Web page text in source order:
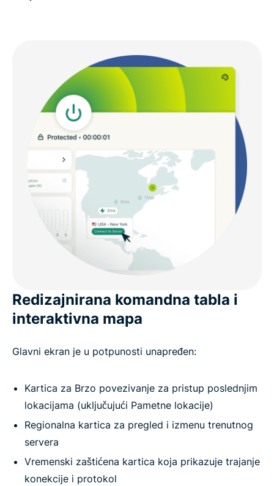
Redizajnirana komandna tabla i
interaktivna mapa
Glavni ekran je u potpunosti unapređen:
Kartica za Brzo povezivanje za pristup poslednjim
lokacijama (uključujući Pametne lokacije)
Regionalna kartica za pregled i izmenu trenutnog
servera
Vremenski zaštićena kartica koja prikazuje trajanje
konekcije i protokol